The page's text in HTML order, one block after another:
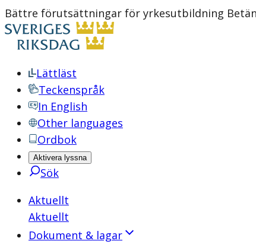
Bättre förutsättningar för yrkesutbildning
Lättläst
Teckenspråk
In English
Other languages
Ordbok
Aktivera lyssna
Sök
Aktuellt
Aktuellt
Dokument & lagar